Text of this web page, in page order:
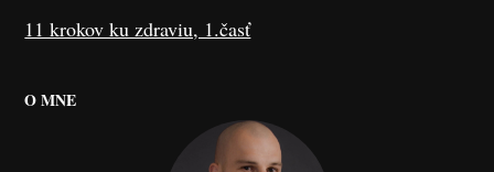
11 krokov ku zdraviu, 1.časť
O MNE